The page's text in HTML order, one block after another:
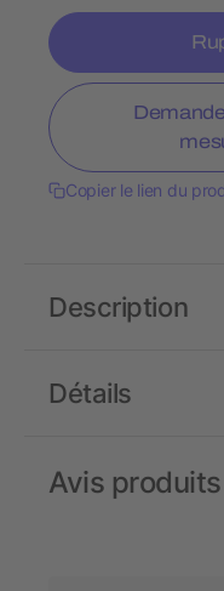
Copier le lien du
Détails
Description
Avis produits